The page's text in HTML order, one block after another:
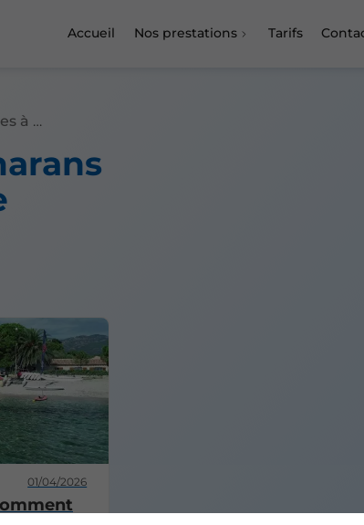
Accueil Nos prestations Tarifs
Location de catamarans et planches à voile
01/04/2026